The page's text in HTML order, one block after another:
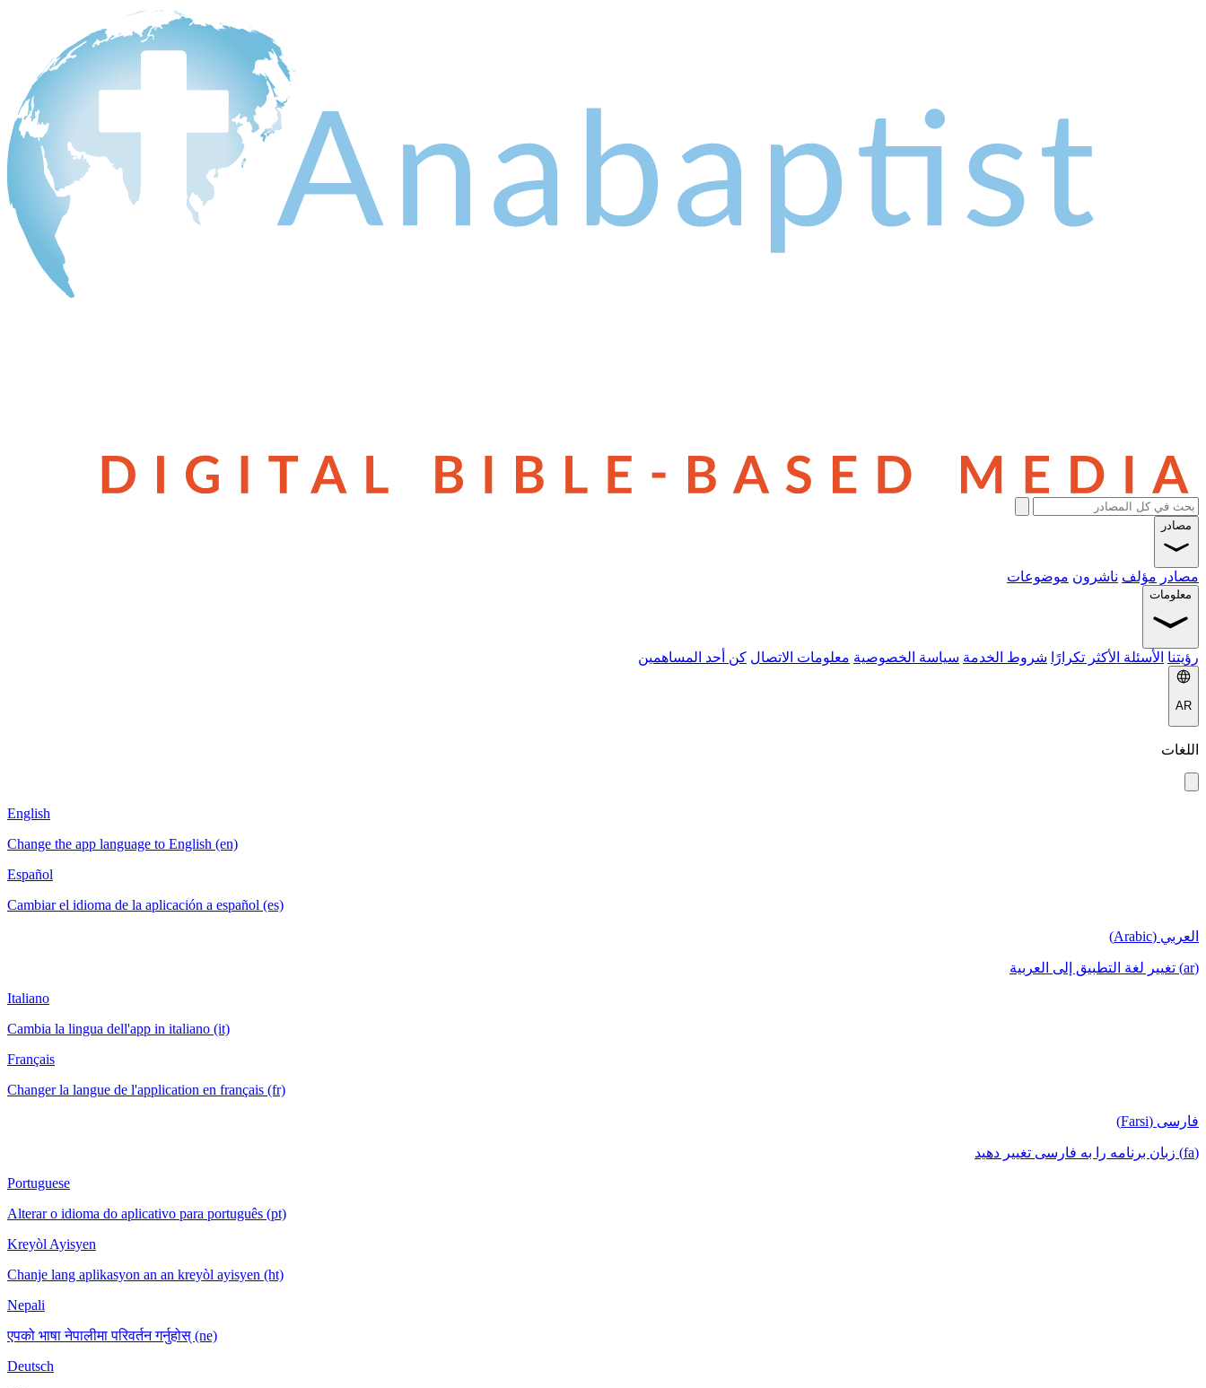
مصادر
مصادر مؤلف ناشرون موضوعات
معلومات
رؤيتنا الأسئلة الأكثر تكرارًا شروط الخدمة سياسة الخصوصية معلومات الاتصال كن أحد المساهمين
AR
اللغات
English
Change the app language to English (en)
Español
Cambiar el idioma de la aplicación a español (es)
العربي (Arabic)
(ar) تغيير لغة التطبيق إلى العربية
Italiano
Cambia la lingua dell'app in italiano (it)
Français
Changer la langue de l'application en français (fr)
فارسی (Farsi)
(fa) زبان برنامه را به فارسی تغییر دهید
Portuguese
Alterar o idioma do aplicativo para português (pt)
Kreyòl Ayisyen
Chanje lang aplikasyon an an kreyòl ayisyen (ht)
Nepali
एपको भाषा नेपालीमा परिवर्तन गर्नुहोस् (ne)
Deutsch